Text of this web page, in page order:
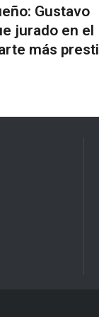
Gustavo
jurado en el
más